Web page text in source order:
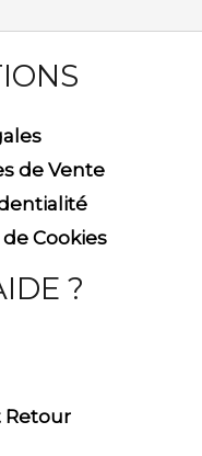
de Vente
Cookies
?
Retour